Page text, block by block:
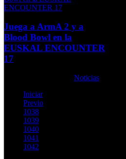
Juega a ArmA 2 y a
Blood Bowl en la
EUSKAL ENCOUNTER
17
Noticias
Iniciar
Previo
1038
1039
1040
1041
1042